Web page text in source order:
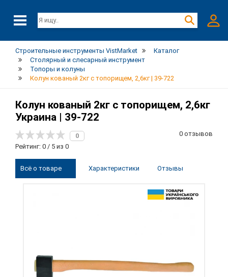
Строительные инструменты VistMarket
Каталог
Столярный и слесарный инструмент
Топоры и колуны
Колун кованый 2кг с топорищем, 2,6кг | 39-722
Колун кованый 2кг с топорищем, 2,6кг
Украина | 39-722
0
Рейтинг: 0 / 5 из 0
0 отзывов
Всё о товаре Характеристики Отзывы